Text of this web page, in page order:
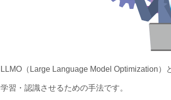
LLMO（Large Language Model Optimization
学習・認識させるための手法です。